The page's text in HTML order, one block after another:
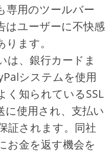
専用のツールバー
はユーザーに不快感
ます。
は、銀行カードま
システムを使用
く知られているSSL
に使用され、支払い
証されます。同社
お金を返す機会を